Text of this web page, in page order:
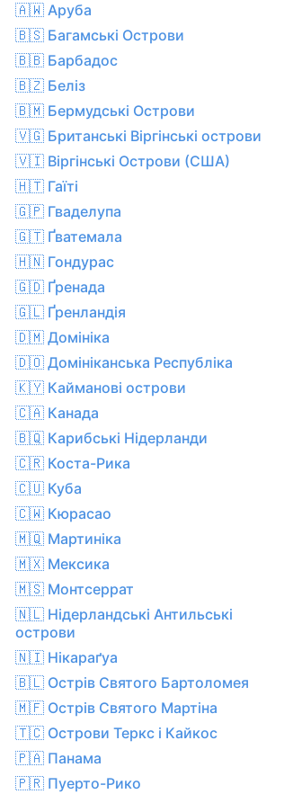
🇦🇼 Аруба
🇧🇸 Багамські Острови
🇧🇧 Барбадос
🇧🇿 Беліз
🇧🇲 Бермудські Острови
🇻🇬 Британські Віргінські острови
🇻🇮 Віргінські Острови (США)
🇭🇹 Гаїті
🇬🇵 Гваделупа
🇬🇹 Ґватемала
🇭🇳 Гондурас
🇬🇩 Ґренада
🇬🇱 Ґренландія
🇩🇲 Домініка
🇩🇴 Домініканська Республіка
🇰🇾 Кайманові острови
🇨🇦 Канада
🇧🇶 Карибські Нідерланди
🇨🇷 Коста-Рика
🇨🇺 Куба
🇨🇼 Кюрасао
🇲🇶 Мартиніка
🇲🇽 Мексика
🇲🇸 Монтсеррат
🇳🇱 Нідерландські Антильські
острови
🇳🇮 Нікараґуа
🇧🇱 Острів Святого Бартоломея
🇲🇫 Острів Святого Мартіна
🇹🇨 Острови Теркс і Кайкос
🇵🇦 Панама
🇵🇷 Пуерто-Рико